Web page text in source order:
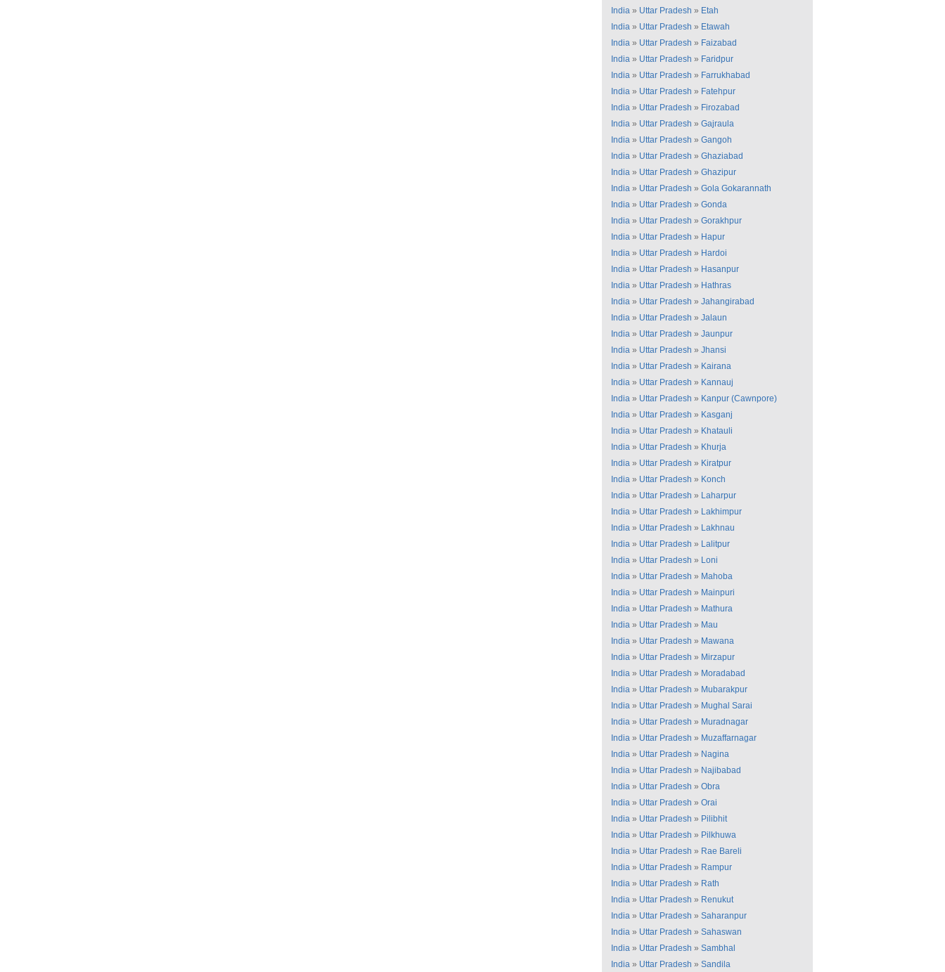
India » Uttar Pradesh » Etah
India » Uttar Pradesh » Etawah
India » Uttar Pradesh » Faizabad
India » Uttar Pradesh » Faridpur
India » Uttar Pradesh » Farrukhabad
India » Uttar Pradesh » Fatehpur
India » Uttar Pradesh » Firozabad
India » Uttar Pradesh » Gajraula
India » Uttar Pradesh » Gangoh
India » Uttar Pradesh » Ghaziabad
India » Uttar Pradesh » Ghazipur
India » Uttar Pradesh » Gola Gokarannath
India » Uttar Pradesh » Gonda
India » Uttar Pradesh » Gorakhpur
India » Uttar Pradesh » Hapur
India » Uttar Pradesh » Hardoi
India » Uttar Pradesh » Hasanpur
India » Uttar Pradesh » Hathras
India » Uttar Pradesh » Jahangirabad
India » Uttar Pradesh » Jalaun
India » Uttar Pradesh » Jaunpur
India » Uttar Pradesh » Jhansi
India » Uttar Pradesh » Kairana
India » Uttar Pradesh » Kannauj
India » Uttar Pradesh » Kanpur (Cawnpore)
India » Uttar Pradesh » Kasganj
India » Uttar Pradesh » Khatauli
India » Uttar Pradesh » Khurja
India » Uttar Pradesh » Kiratpur
India » Uttar Pradesh » Konch
India » Uttar Pradesh » Laharpur
India » Uttar Pradesh » Lakhimpur
India » Uttar Pradesh » Lakhnau
India » Uttar Pradesh » Lalitpur
India » Uttar Pradesh » Loni
India » Uttar Pradesh » Mahoba
India » Uttar Pradesh » Mainpuri
India » Uttar Pradesh » Mathura
India » Uttar Pradesh » Mau
India » Uttar Pradesh » Mawana
India » Uttar Pradesh » Mirzapur
India » Uttar Pradesh » Moradabad
India » Uttar Pradesh » Mubarakpur
India » Uttar Pradesh » Mughal Sarai
India » Uttar Pradesh » Muradnagar
India » Uttar Pradesh » Muzaffarnagar
India » Uttar Pradesh » Nagina
India » Uttar Pradesh » Najibabad
India » Uttar Pradesh » Obra
India » Uttar Pradesh » Orai
India » Uttar Pradesh » Pilibhit
India » Uttar Pradesh » Pilkhuwa
India » Uttar Pradesh » Rae Bareli
India » Uttar Pradesh » Rampur
India » Uttar Pradesh » Rath
India » Uttar Pradesh » Renukut
India » Uttar Pradesh » Saharanpur
India » Uttar Pradesh » Sahaswan
India » Uttar Pradesh » Sambhal
India » Uttar Pradesh » Sandila